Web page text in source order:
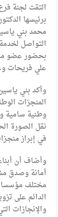
التقت لجنة
برئيسها
محمد بني
التواصل
بحضور عضو
علي فريحات
وأكد بني
المنجزات
وطنية سامية
نقل الصورة
في إبراز
وأضاف أن
أمانة وصدق
مختلف
الدائم على
والإنجازات